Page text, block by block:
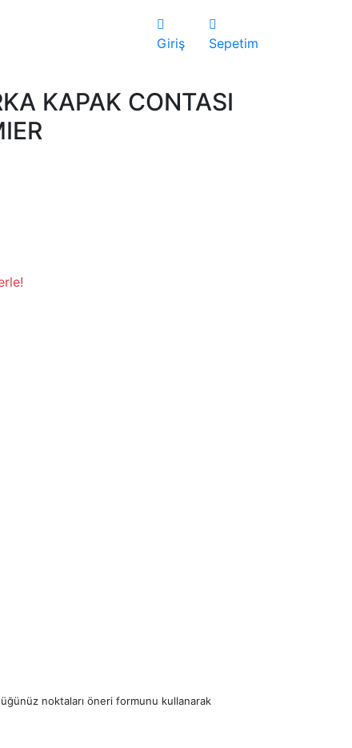
Giriş Sepetim
KAPAK CONTASI
noktaları öneri formunu kullanarak